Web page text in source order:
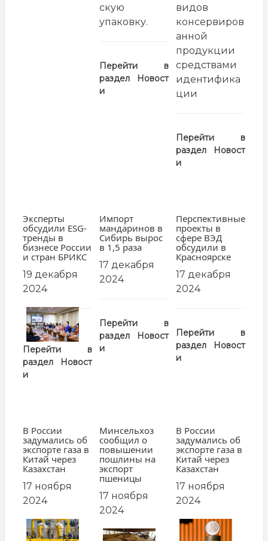
скую
упаковку.
Перейти в
раздел
Новост
и
видов
консервиров
анной
продукции
средствами
идентифика
ции
Перейти в
раздел
Новост
и
Эксперты
обсудили ESG-
тренды в
бизнесе России
и стран БРИКС
19 декабря
2024
заглавная
картинка
Перейти в
раздел
Новост
и
Импорт
мандаринов в
Сибирь вырос
в 1,5 раза
17 декабря
2024
Перейти в
раздел
Новост
и
Перспективные
проекты в
сфере ВЭД
обсудили в
Красноярске
17 декабря
2024
Перейти в
раздел
Новост
и
В России
задумались об
экспорте газа в
Китай через
Казахстан
17 ноября
2024
заглавная
Минсельхоз
сообщил о
повышении
пошлины на
экспорт
пшеницы
17 ноября
2024
заглавная
В России
задумались об
экспорте газа в
Китай через
Казахстан
17 ноября
2024
заглавная